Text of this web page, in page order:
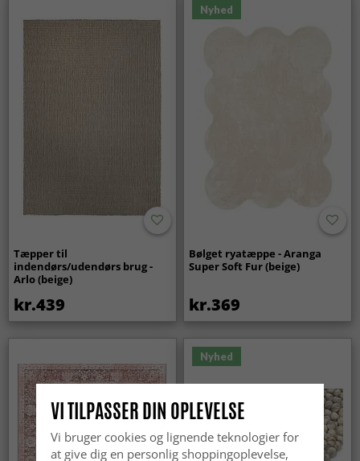
Tæpper til
indendørs/udendørs brug -
Arlo (beige)
kr.439
Nyhed
Bølget ryatæppe - Aranga
Super Soft Fur (beige)
kr.369
Nyhed
VI TILPASSER DIN OPLEVELSE
Vi bruger cookies og lignende teknologier for
at give dig en personlig shoppingoplevelse,